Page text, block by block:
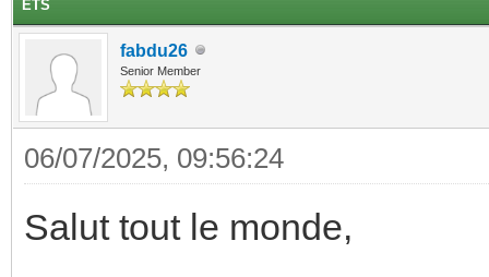
ETS
fabdu26
Senior Member
06/07/2025, 09:56:24
Salut tout le monde,